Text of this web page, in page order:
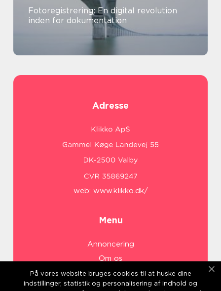
Fotoregistrering: En digital revolution
inden for dokumentation
Adresse
web: www.klikko.dk/
Menu
Annoncering
Om os
Cookies
Kontakt os
På vores website bruges cookies til at huske dine
indstillinger, statistik og personalisering af indhold og